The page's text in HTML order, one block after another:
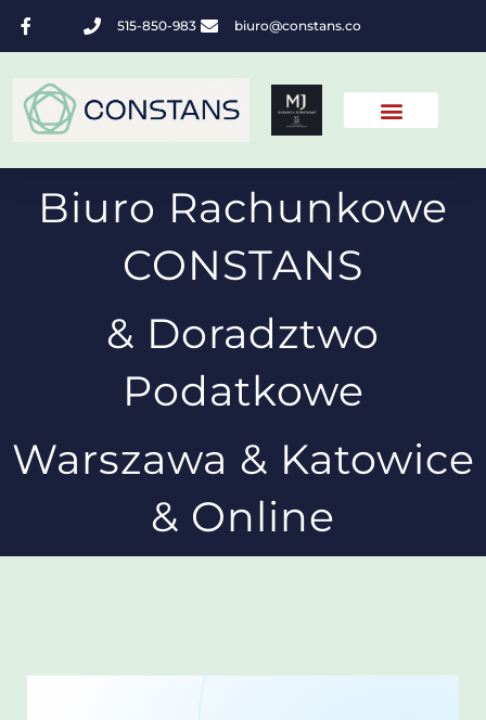
515-850-983 biuro@constans.co
Biuro Rachunkowe
CONSTANS
& Doradztwo
Podatkowe
Warszawa & Katowice
& Online